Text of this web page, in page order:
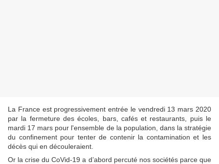
La France est progressivement entrée le vendredi 13 mars 2020
par la fermeture des écoles, bars, cafés et restaurants, puis le
mardi 17 mars pour l'ensemble de la population, dans la stratégie
du confinement pour tenter de contenir la contamination et les
décès qui en découleraient.
Or la crise du CoVid-19 a d’abord percuté nos sociétés parce que